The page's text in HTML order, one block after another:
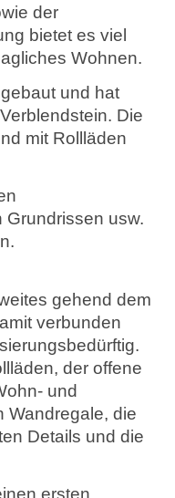
der
bietet es viel
Wohnen.
und hat
Die
mit Rollläden
Grundrissen usw.
gehend dem
verbunden
der offene
und
Wandregale, die
Details und die
ersten